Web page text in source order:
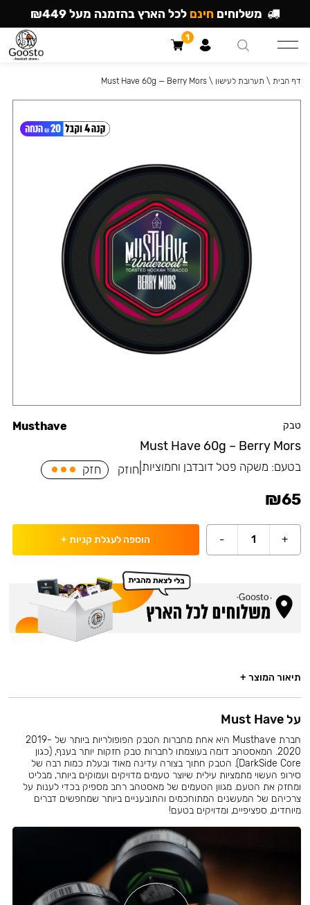
טבק
Must Have 60g – Berry Mors
Musthave
בטעם: משקה פטל דובדבן וחמוציות חוזק חזק
₪65
+
1
- הוספה לעגלת קניות +
דף הבית \ תערובת לעישון \
Must Have 60g — Berry Mors
תיאור המוצר +
על Must Have
חברת Musthave היא אחת מחברות הטבק הפופולריות ביותר של 2019-
2020. המאסטהב דומה בעוצמתו לחברות טבק חזקות יותר בענף, (כגון
DarkSide Core). הטבק חתוך בצורה עדינה מאוד ובעלת כמות רבה של
סירופ העשוי מתמציות עילית שיוצר טעמים מדויקים ועמוקים ביותר, מבליט
ומחזק את הטעם. מגוון הטעמים של מאסטהב רחב מספיק בכדי לענות על
צרכיהם של המעשנים המתוחכמים והתובעניים ביותר שמחפשים דברים
מיוחדים, ספציפיים, ומדויקים בטעם!
משלוחים חינם לכל הארץ בהזמנה מעל ₪449
1